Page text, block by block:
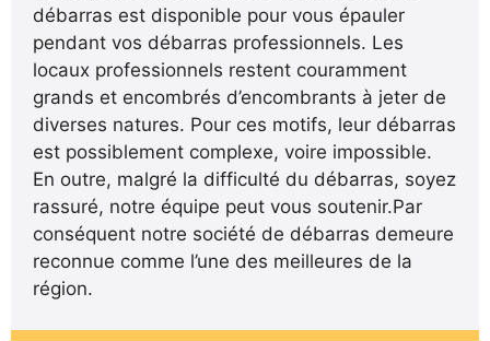
débarras est disponible pour vous épauler
pendant vos débarras professionnels. Les
locaux professionnels restent couramment
grands et encombrés d’encombrants à jeter de
diverses natures. Pour ces motifs, leur débarras
est possiblement complexe, voire impossible.
En outre, malgré la difficulté du débarras, soyez
rassuré, notre équipe peut vous soutenir.Par
conséquent notre société de débarras demeure
reconnue comme l’une des meilleures de la
région.